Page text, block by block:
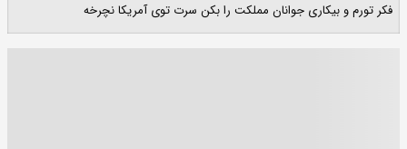
فکر تورم و بیکاری جوانان مملکت را بکن سرت توی آمریکا نچرخه